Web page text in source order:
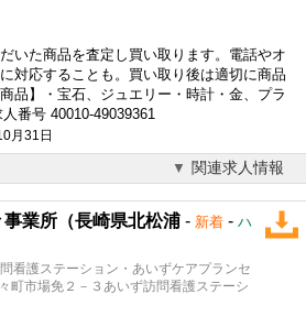
いた商品を査定し買い取ります。電話やオ
対応することも。買い取り後は適切に商品
品】・宝石、ジュエリー・時計・金、プラ
番号 40010-49039361
月31日
関連求人情報
業所（長崎県北松浦 - 新着 - ハ
看護ステーション・あいずケアプランセ
町市場免２－３あいず訪問看護ステーシ